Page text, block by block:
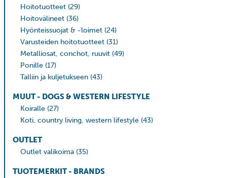
Hoitotuotteet (29)
Hoitovälineet (36)
Hyönteissuojat & -loimet (24)
Varusteiden hoitotuotteet (31)
Metalliosat, conchot, ruuvit (49)
Ponille (17)
Talliin ja kuljetukseen (43)
MUUT - DOGS & WESTERN LIFESTYLE
Koiralle (27)
Koti, country living, western lifestyle (43)
OUTLET
Outlet valikoima (35)
TUOTEMERKIT - BRANDS